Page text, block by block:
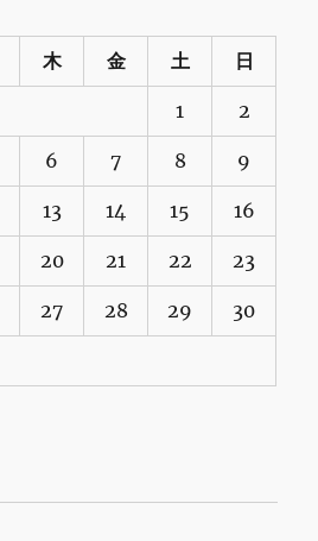
木 金 土 日
1 2
6 7 8 9
13 14 15 16
20 21 22 23
27 28 29 30